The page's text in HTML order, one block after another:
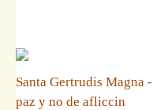
Santa Gertrudis Magna
paz y no de afliccin